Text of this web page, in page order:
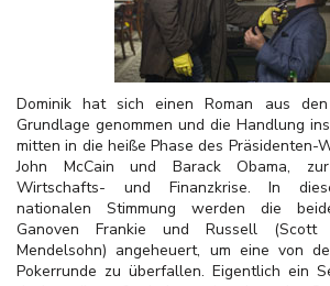
Dominik hat sich einen Roman aus
Grundlage genommen und die Handlung
mitten in die heiße Phase des Präsidenten-
John McCain und Barack Obama,
Wirtschafts- und Finanzkrise. In
nationalen Stimmung werden die
Ganoven Frankie und Russell
Mendelsohn) angeheuert, um eine von
Pokerrunde zu überfallen. Eigentlich ein